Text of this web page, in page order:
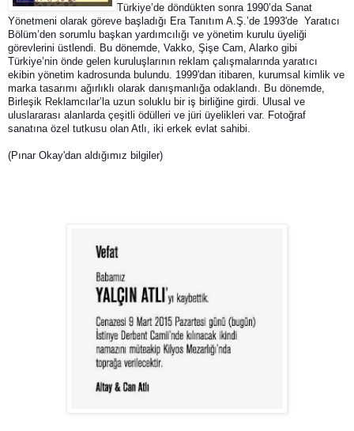
Türkiye’de döndükten sonra 1990’da Sanat
Yönetmeni olarak göreve başladığı Era Tanıtım A.Ş.’de 1993'de  Yaratıcı
Bölüm’den sorumlu başkan yardımcılığı ve yönetim kurulu üyeliği
görevlerini üstlendi. Bu dönemde, Vakko, Şişe Cam, Alarko gibi
Türkiye’nin önde gelen kuruluşlarının reklam çalışmalarında yaratıcı
ekibin yönetim kadrosunda bulundu. 1999'dan itibaren, kurumsal kimlik ve
marka tasarımı ağırlıklı olarak danışmanlığa odaklandı. Bu dönemde,
Birleşik Reklamcılar’la uzun soluklu bir iş birliğine girdi. Ulusal ve
uluslararası alanlarda çeşitli ödülleri ve jüri üyelikleri var. Fotoğraf
sanatına özel tutkusu olan Atlı, iki erkek evlat sahibi.
(Pınar Okay'dan aldığımız bilgiler)